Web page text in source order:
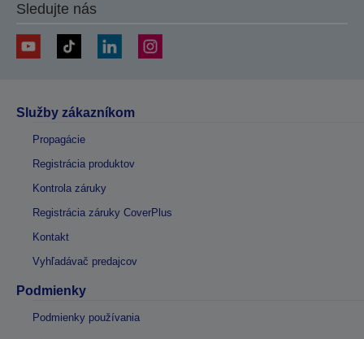
Sledujte nás
Služby zákazníkom
Propagácie
Registrácia produktov
Kontrola záruky
Registrácia záruky CoverPlus
Kontakt
Vyhľadávač predajcov
Podmienky
Podmienky používania